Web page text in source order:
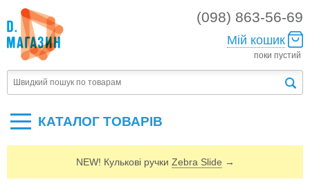
(098) 863-56-69
Мій кошик
поки пустий
КАТАЛОГ ТОВАРIВ
NEW! Кулькові ручки Zebra Slide →